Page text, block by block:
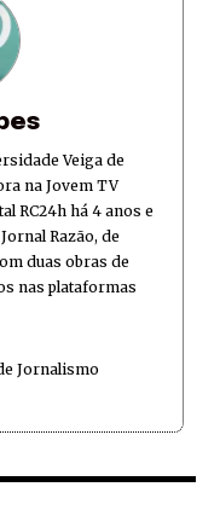
Veiga de
na Jovem TV
RC24h há 4 anos e
Razão, de
duas obras de
nas plataformas
Jornalismo